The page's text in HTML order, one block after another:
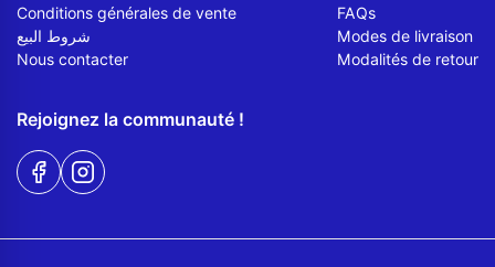
Conditions générales de vente
شروط البيع
Nous contacter
FAQs
Modes de livraison
Modalités de retour
Rejoignez la communauté !